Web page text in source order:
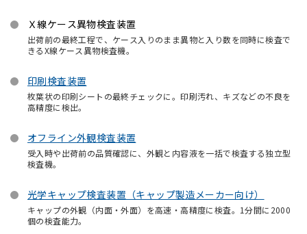
Ｘ線ケース異物検査装置
出荷前の最終工程で、ケース入りのまま異物と入り数を同時に検査で
きるX線ケース異物検査機。
印刷検査装置
枚葉状の印刷シートの最終チェックに。印刷汚れ、キズなどの不良を
高精度に検出。
オフライン外観検査装置
受入時や出荷前の品質確認に、外観と内容液を一括で検査する独立型
検査機。
光学キャップ検査装置（キャップ製造メーカー向け）
キャップの外観（内面・外面）を高速・高精度に検査。1分間に2000
個の検査能力。